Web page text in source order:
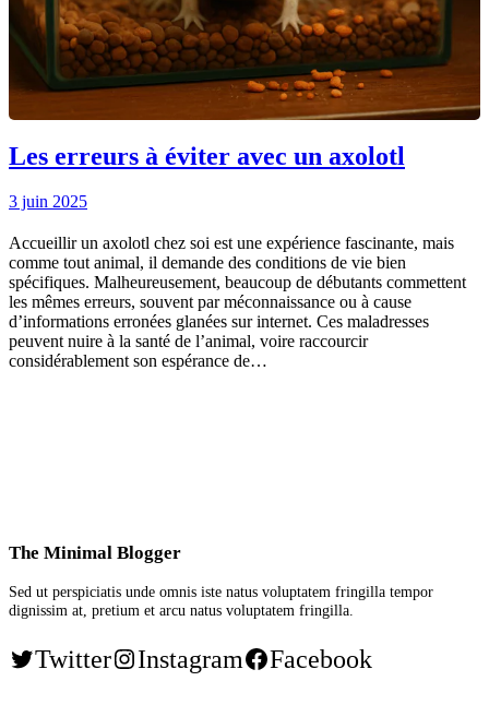
Les erreurs à éviter avec un axolotl
3 juin 2025
Accueillir un axolotl chez soi est une expérience fascinante, mais
comme tout animal, il demande des conditions de vie bien
spécifiques. Malheureusement, beaucoup de débutants commettent
les mêmes erreurs, souvent par méconnaissance ou à cause
d’informations erronées glanées sur internet. Ces maladresses
peuvent nuire à la santé de l’animal, voire raccourcir
considérablement son espérance de…
The Minimal Blogger
Sed ut perspiciatis unde omnis iste natus voluptatem fringilla tempor
dignissim at, pretium et arcu natus voluptatem fringilla.
Twitter Instagram Facebook